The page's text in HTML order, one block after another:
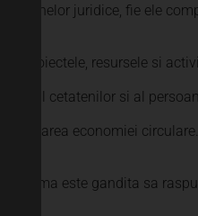
persoanelor juridice, fie ele
Prin proiectele, resursele si
sprijinul cetatenilor si al
dezvoltarea economiei circulare.
Platforma este gandita sa